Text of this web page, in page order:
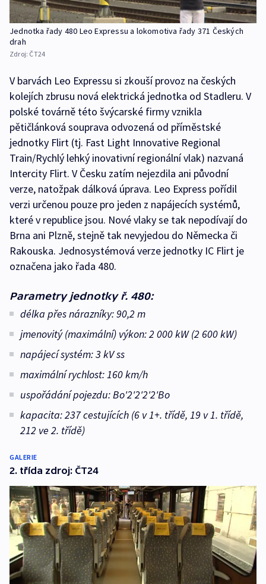
Jednotka řady 480 Leo Expressu a lokomotiva řady 371 Českých
drah
Zdroj: ČT24
V barvách Leo Expressu si zkouší provoz na českých
kolejích zbrusu nová elektrická jednotka od Stadleru. V
polské továrně této švýcarské firmy vznikla
pětičlánková souprava odvozená od příměstské
jednotky Flirt (tj. Fast Light Innovative Regional
Train/Rychlý lehký inovativní regionální vlak) nazvaná
Intercity Flirt. V Česku zatím nejezdila ani původní
verze, natožpak dálková úprava. Leo Express pořídil
verzi určenou pouze pro jeden z napájecích systémů,
které v republice jsou. Nové vlaky se tak nepodívají do
Brna ani Plzně, stejně tak nevyjedou do Německa či
Rakouska. Jednosystémová verze jednotky IC Flirt je
označena jako řada 480.
Parametry jednotky ř. 480:
délka přes nárazníky: 90,2 m
jmenovitý (maximální) výkon: 2 000 kW (2 600 kW)
napájecí systém: 3 kV ss
maximální rychlost: 160 km/h
uspořádání pojezdu: Bo'2'2'2'2'Bo
kapacita: 237 cestujících (6 v 1+. třídě, 19 v 1. třídě,
212 ve 2. třídě)
GALERIE
2. třída zdroj: ČT24